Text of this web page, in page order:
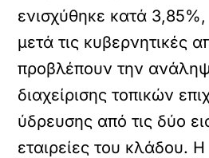
ενισχύθηκε κατά
μετά τις κυβερνητικές
προβλέπουν την
διαχείρισης τοπικών
ύδρευσης από τις δύο
εταιρείες του κλάδου.